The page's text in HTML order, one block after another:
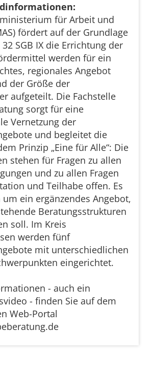
für Arbeit und
fördert auf der Grundlage
SGB IX die Errichtung der
werden für ein
regionales Angebot
der Größe der
aufgeteilt. Die Fachstelle
sorgt für eine
Vernetzung der
und begleitet die
Prinzip „Eine für Alle“: Die
stehen für Fragen zu allen
und zu allen Fragen
und Teilhabe offen. Es
ein ergänzendes Angebot,
Beratungsstrukturen
soll. Im Kreis
werden fünf
mit unterschiedlichen
eingerichtet.
- auch ein
- finden Sie auf dem
Web-Portal